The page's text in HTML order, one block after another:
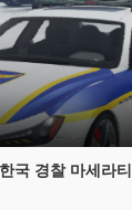
국 경찰 마세라티